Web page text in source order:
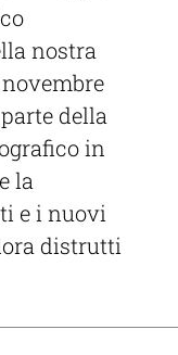
nostra
della
in
la
e i nuovi
distrutti